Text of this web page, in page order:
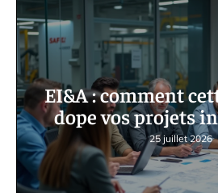
EI&A : comment
dope vos projets
25 juillet 2026